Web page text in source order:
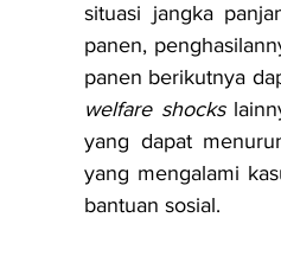
situasi jangka
panen,
panen berikutnya
welfare shocks
yang dapat
yang mengalami
bantuan sosial.